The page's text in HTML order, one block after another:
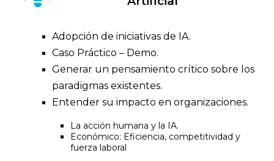
Adopción de iniciativas de IA.
Caso Práctico – Demo.
Generar un pensamiento crítico sobre los
paradigmas existentes.
Entender su impacto en organizaciones.
La acción humana y la IA.
Económico: Eficiencia, competitividad y
fuerza laboral